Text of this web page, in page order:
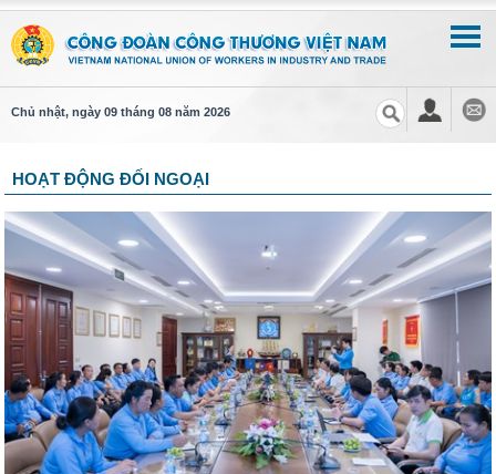
Chủ nhật, ngày 09 tháng 08 năm 2026
HOẠT ĐỘNG ĐỐI NGOẠI